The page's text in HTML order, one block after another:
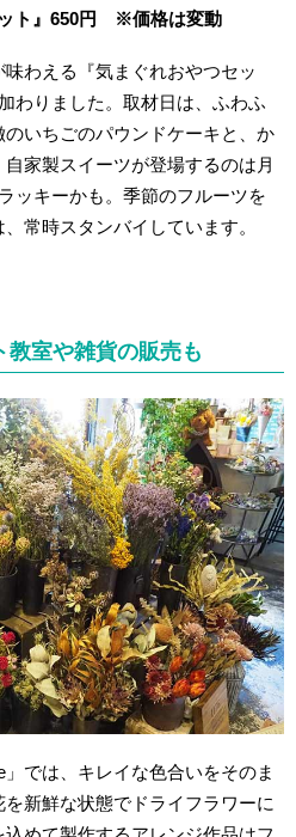
ト』650円 ※価格は変動
わえる『気まぐれおやつセッ
わりました。取材日は、ふわふ
いちごのパウンドケーキと、か
家製スイーツが登場するのは月
ッキーかも。季節のフルーツを
常時スタンバイしています。
教室や雑貨の販売も
」では、キレイな色合いをそのま
新鮮な状態でドライフラワーに